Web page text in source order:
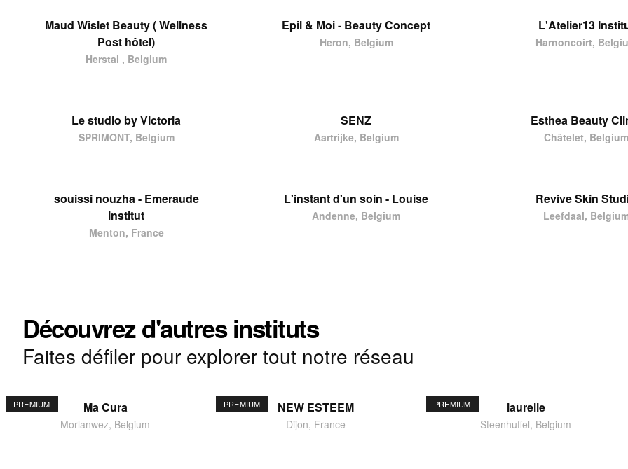
Maud Wislet Beauty ( Wellness
Post hôtel)
Herstal , Belgium
Epil & Moi - Beauty Concept
Heron, Belgium
L'Atelier13
Harnoncoirt,
Le studio by Victoria
SPRIMONT, Belgium
SENZ
Aartrijke, Belgium
Esthea Beauty
Châtelet, Belgium
souissi nouzha - Emeraude
institut
Menton, France
L'instant d'un soin - Louise
Andenne, Belgium
Revive Skin
Leefdaal,
Découvrez d'autres instituts
Faites défiler pour explorer tout notre réseau
PREMIUM Ma Cura
Morlanwez, Belgium
PREMIUM NEW ESTEEM
Dijon, France
PREMIUM laurelle
Steenhuffel, Belgium